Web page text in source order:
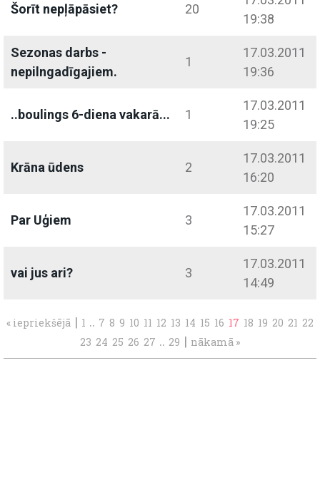
Šorīt nepļāpāsiet? 20
19:38
Sezonas darbs -
nepilngadīgajiem.
1
17.03.2011
19:36
..boulings 6-diena vakarā... 1
17.03.2011
19:25
Krāna ūdens 2
17.03.2011
16:20
Par Uģiem 3
17.03.2011
15:27
vai jus ari? 3
17.03.2011
14:49
« iepriekšējā | 1 .. 7 8 9 10 11 12 13 14 15 16 17 18 19 20 21 22
23 24 25 26 27 .. 29 | nākamā »